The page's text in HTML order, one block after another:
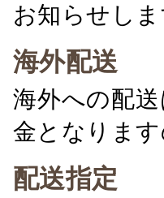
お知らせしま
海外配送
海外への配
金となりま
配送指定